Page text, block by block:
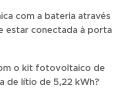
com a bateria através
estar conectada à porta
o kit fotovoltaico de
de lítio de 5,22 kWh?